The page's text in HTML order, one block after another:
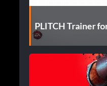
PLITCH Trainer